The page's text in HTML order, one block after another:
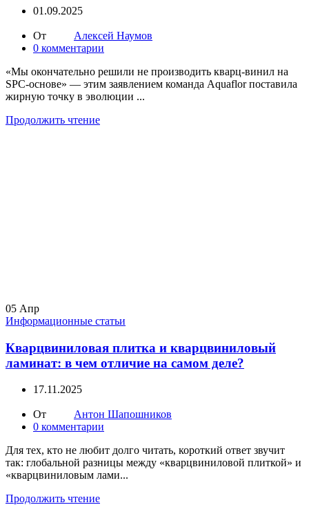
01.09.2025
От
Алексей Наумов
0 комментарии
«Мы окончательно решили не производить кварц-винил на
SPC-основе» — этим заявлением команда Aquaflor поставила
жирную точку в эволюции ...
Продолжить чтение
05 Апр
Информационные статьи
Кварцвиниловая плитка и кварцвиниловый
ламинат: в чем отличие на самом деле?
17.11.2025
От
Антон Шапошников
0 комментарии
Для тех, кто не любит долго читать, короткий ответ звучит
так: глобальной разницы между «кварцвиниловой плиткой» и
«кварцвиниловым лами...
Продолжить чтение